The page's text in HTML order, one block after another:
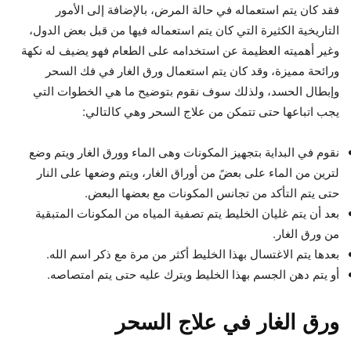
فقد كان يتم استعماله في حالة المرض، بالإضافة إلى الأمور
التاريخية الكثيرة التي كان يتم استعماله فيها من قبل بعض الدول،
وغير أهميته العظيمة عن استخدامه على الطعام فهو يضيف له نكهة
ورائحة مميزة، وقد كان يتم استعمال ورق الغار في فك السحر
وإبطال الحسد، ولذلك سوف نقوم بتوضيح ما هي الخطوات التي
يجب اتباعها حتى تتمكن من علاج السحر وهي كالتالي:
نقوم في البداية بتجهيز المكونات وهى الماء وورق الغار ويتم وضع
لترين من الماء على بعضً من أوراق الغار، ويتم وضعها على النار
حتى يتم التأكد من تجانس المكونات مع بعضها البعض.
بعد أن يتم غليان الخليط يتم تصفية المياه من المكونات المتبقية
من ورق الغار.
بعدها يتم الاغتسال بهذا الخليط أكثر من مرة مع ذكر اسم الله.
أو يتم دهن الجسم بهذا الخليط ويترك عليه حتى يتم امتصاصه.
ورق الغار في علاج السحر